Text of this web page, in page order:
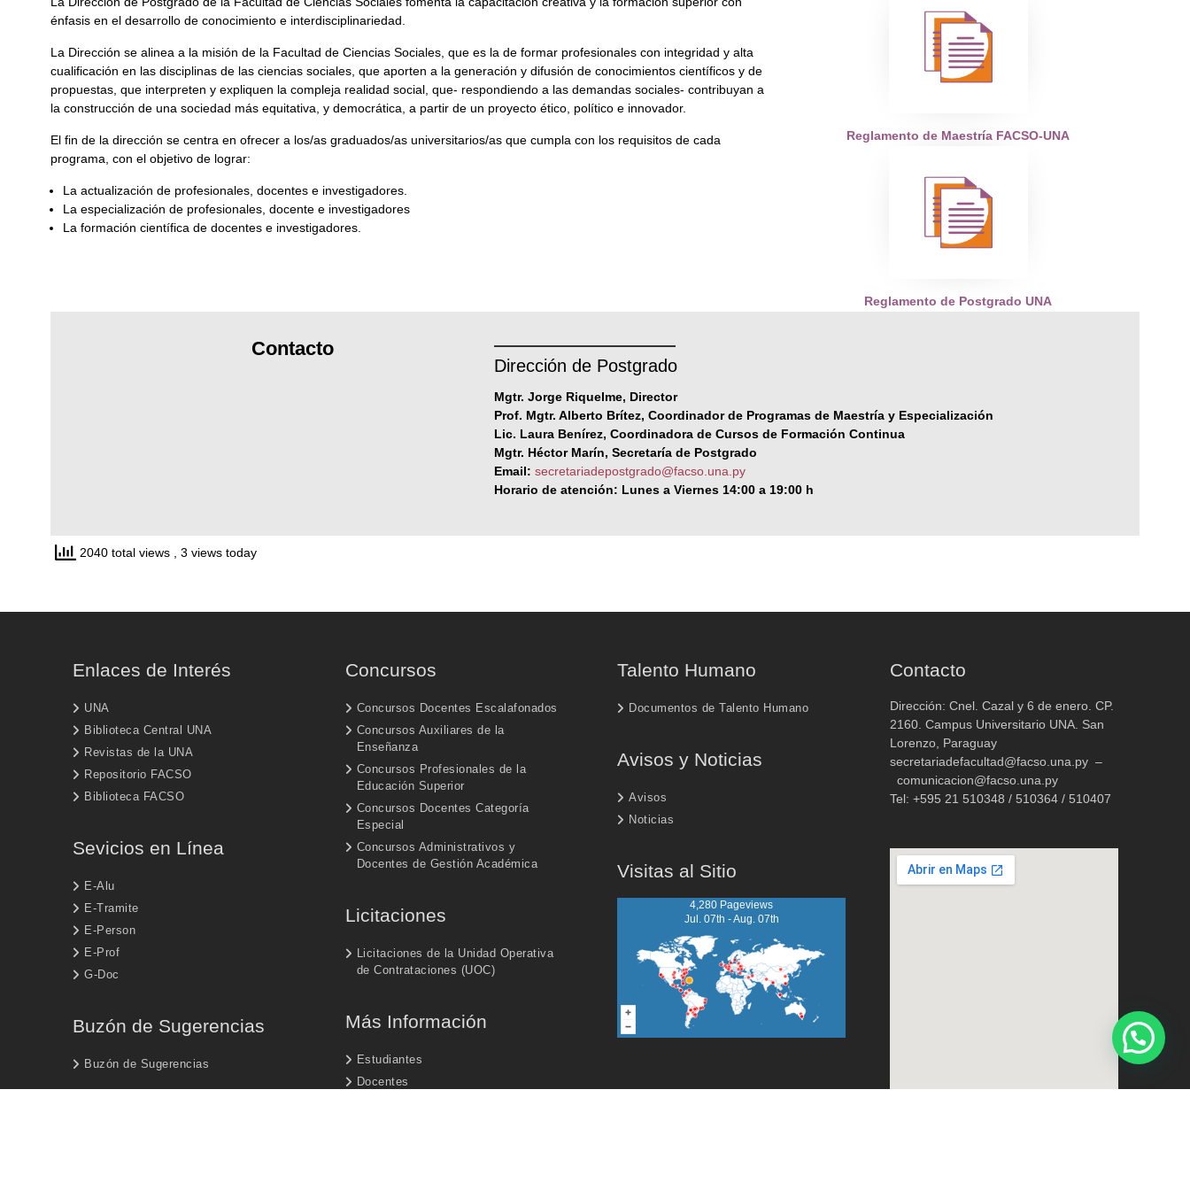
énfasis en el desarrollo de conocimiento e interdisciplinariedad.
La Dirección se alinea a la misión de la Facultad de Ciencias Sociales, que es la de formar profesionales con integridad y alta
cualificación en las disciplinas de las ciencias sociales, que aporten a la generación y difusión de conocimientos científicos y de
propuestas, que interpreten y expliquen la compleja realidad social, que- respondiendo a las demandas sociales- contribuyan a
la construcción de una sociedad más equitativa, y democrática, a partir de un proyecto ético, político e innovador.
El fin de la dirección se centra en ofrecer a los/as graduados/as universitarios/as que cumpla con los requisitos de cada
programa, con el objetivo de lograr:
La actualización de profesionales, docentes e investigadores.
La especialización de profesionales, docente e investigadores
La formación científica de docentes e investigadores.
Reglamento de Maestría FACSO-UNA
Reglamento de Postgrado UNA
Contacto
Dirección de Postgrado
Mgtr. Jorge Riquelme, Director
Prof. Mgtr. Alberto Brítez, Coordinador de Programas de Maestría y Especialización
Lic. Laura Benírez, Coordinadora de Cursos de Formación Continua
Mgtr. Héctor Marín, Secretaría de Postgrado
Email: secretariadepostgrado@facso.una.py
Horario de atención: Lunes a Viernes 14:00 a 19:00 h
2040 total views , 3 views today
Enlaces de Interés
UNA
Biblioteca Central UNA
Revistas de la UNA
Repositorio FACSO
Biblioteca FACSO
Sevicios en Línea
E-Alu
E-Tramite
E-Person
E-Prof
G-Doc
Buzón de Sugerencias
Buzón de Sugerencias
Concursos
Concursos Docentes Escalafonados
Concursos Auxiliares de la
Enseñanza
Concursos Profesionales de la
Educación Superior
Concursos Docentes Categoría
Especial
Concursos Administrativos y
Docentes de Gestión Académica
Licitaciones
Licitaciones de la Unidad Operativa
de Contrataciones (UOC)
Más Información
Estudiantes
Docentes
Talento Humano
Documentos de Talento Humano
Avisos y Noticias
Avisos
Noticias
Visitas al Sitio
4,280 Pageviews
Jul. 07th - Aug. 07th
Contacto
Dirección: Cnel. Cazal y 6 de enero. CP.
2160. Campus Universitario UNA. San
Lorenzo, Paraguay
secretariadefacultad@facso.una.py –
comunicacion@facso.una.py
Tel: +595 21 510348 / 510364 / 510407